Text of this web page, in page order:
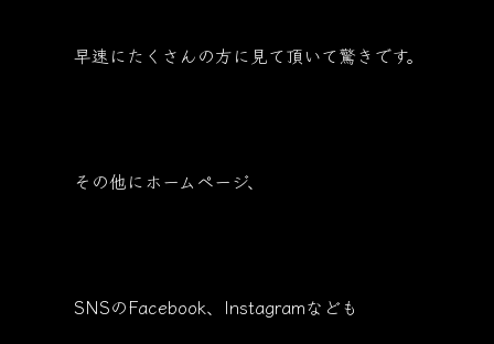
早速にたくさんの方に見て頂いて驚きです。
その他にホームページ、
SNSのFacebook、Instagramなども